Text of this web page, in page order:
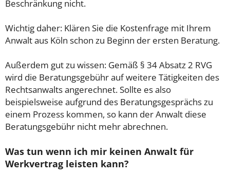
Beschränkung nicht.
Wichtig daher: Klären Sie die Kostenfrage mit Ihrem
Anwalt aus Köln schon zu Beginn der ersten Beratung.
Außerdem gut zu wissen: Gemäß § 34 Absatz 2 RVG
wird die Beratungsgebühr auf weitere Tätigkeiten des
Rechtsanwalts angerechnet. Sollte es also
beispielsweise aufgrund des Beratungsgesprächs zu
einem Prozess kommen, so kann der Anwalt diese
Beratungsgebühr nicht mehr abrechnen.
Was tun wenn ich mir keinen Anwalt für
Werkvertrag leisten kann?